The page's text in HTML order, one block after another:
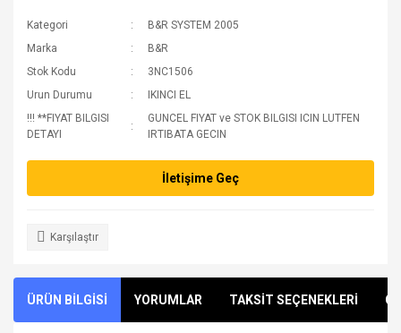
Kategori
B&R SYSTEM 2005
Marka
B&R
Stok Kodu
3NC1506
Urun Durumu
IKINCI EL
!!! **FIYAT BILGISI
DETAYI
GUNCEL FIYAT ve STOK BILGISI ICIN LUTFEN
IRTIBATA GECIN
İletişime Geç
Karşılaştır
ÜRÜN BİLGİSİ YORUMLAR TAKSİT SEÇENEKLERİ